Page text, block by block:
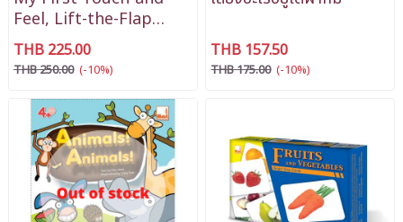
Feel, Lift-the-Flap
Book - Play Animals
THB 225.00
THB 250.00 (-10%)
THB 157.50
THB 175.00 (-10%)